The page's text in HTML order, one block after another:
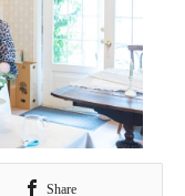
Share